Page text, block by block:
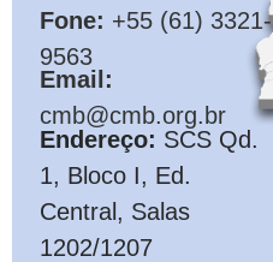
Fone: +55 (61) 3321-
9563
Email:
cmb@cmb.org.br
Endereço: SCS Qd.
1, Bloco I, Ed.
Central, Salas
1202/1207